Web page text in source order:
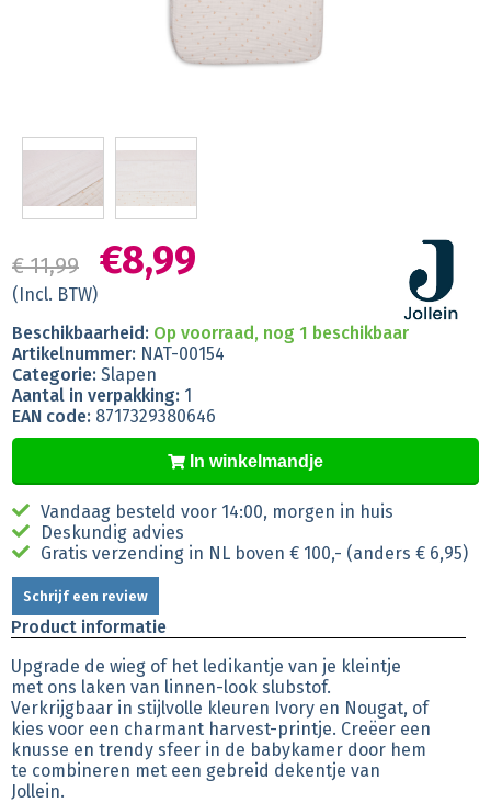
€ 11,99 €8,99
(Incl. BTW)
Beschikbaarheid: Op voorraad, nog 1 beschikbaar
Artikelnummer: NAT-00154
Categorie: Slapen
Aantal in verpakking: 1
EAN code: 8717329380646
In winkelmandje
Vandaag besteld voor 14:00, morgen in huis
Deskundig advies
Gratis verzending in NL boven € 100,- (anders € 6,95)
Schrijf een review
Product informatie
Upgrade de wieg of het ledikantje van je kleintje
met ons laken van linnen-look slubstof.
Verkrijgbaar in stijlvolle kleuren Ivory en Nougat, of
kies voor een charmant harvest-printje. Creëer een
knusse en trendy sfeer in de babykamer door hem
te combineren met een gebreid dekentje van
Jollein.